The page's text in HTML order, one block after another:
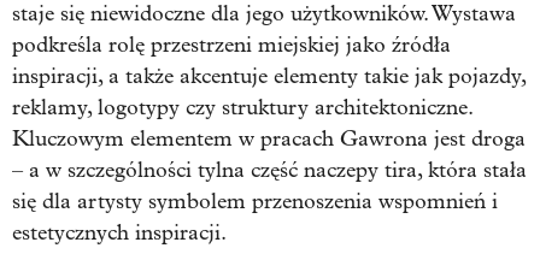
staje się niewidoczne dla jego użytkowników. Wystawa
podkreśla rolę przestrzeni miejskiej jako źródła
inspiracji, a także akcentuje elementy takie jak pojazdy,
reklamy, logotypy czy struktury architektoniczne.
Kluczowym elementem w pracach Gawrona jest droga
– a w szczególności tylna część naczepy tira, która stała
się dla artysty symbolem przenoszenia wspomnień i
estetycznych inspiracji.